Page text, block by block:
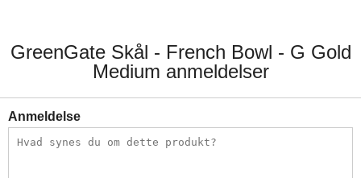
GreenGate Skål - French Bowl - G Gold
Medium anmeldelser
Anmeldelse